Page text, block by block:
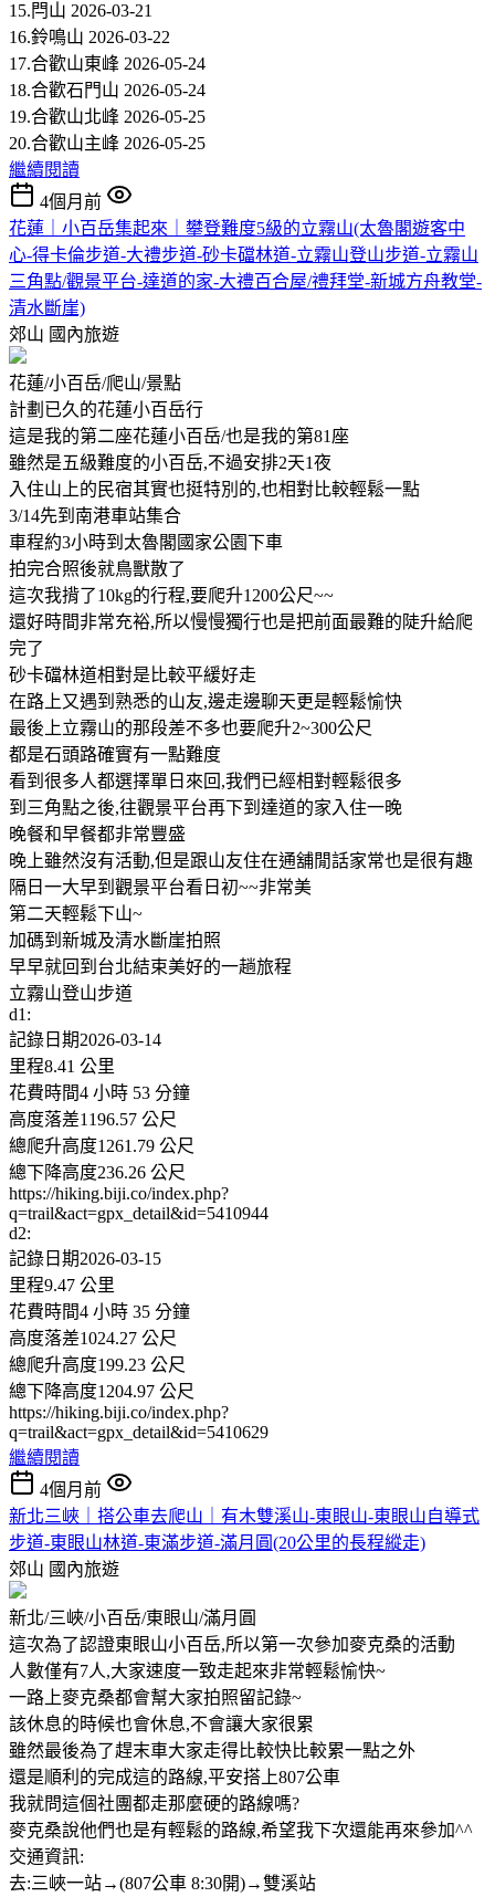
15.閂山 2026-03-21
16.鈴鳴山 2026-03-22
17.合歡山東峰 2026-05-24
18.合歡石門山 2026-05-24
19.合歡山北峰 2026-05-25
20.合歡山主峰 2026-05-25
繼續閱讀
4個月前
花蓮｜小百岳集起來｜攀登難度5級的立霧山(太魯閣遊客中
心-得卡倫步道-大禮步道-砂卡礑林道-立霧山登山步道-立霧山
三角點/觀景平台-達道的家-大禮百合屋/禮拜堂-新城方舟教堂-
清水斷崖)
郊山 國內旅遊
花蓮/小百岳/爬山/景點
計劃已久的花蓮小百岳行
這是我的第二座花蓮小百岳/也是我的第81座
雖然是五級難度的小百岳,不過安排2天1夜
入住山上的民宿其實也挺特別的,也相對比較輕鬆一點
3/14先到南港車站集合
車程約3小時到太魯閣國家公園下車
拍完合照後就鳥獸散了
這次我揹了10kg的行程,要爬升1200公尺~~
還好時間非常充裕,所以慢慢獨行也是把前面最難的陡升給爬
完了
砂卡礑林道相對是比較平緩好走
在路上又遇到熟悉的山友,邊走邊聊天更是輕鬆愉快
最後上立霧山的那段差不多也要爬升2~300公尺
都是石頭路確實有一點難度
看到很多人都選擇單日來回,我們已經相對輕鬆很多
到三角點之後,往觀景平台再下到達道的家入住一晚
晚餐和早餐都非常豐盛
晚上雖然沒有活動,但是跟山友住在通舖閒話家常也是很有趣
隔日一大早到觀景平台看日初~~非常美
第二天輕鬆下山~
加碼到新城及清水斷崖拍照
早早就回到台北結束美好的一趟旅程
立霧山登山步道
d1:
記錄日期2026-03-14
里程8.41 公里
花費時間4 小時 53 分鐘
高度落差1196.57 公尺
總爬升高度1261.79 公尺
總下降高度236.26 公尺
https://hiking.biji.co/index.php?
q=trail&act=gpx_detail&id=5410944
d2:
記錄日期2026-03-15
里程9.47 公里
花費時間4 小時 35 分鐘
高度落差1024.27 公尺
總爬升高度199.23 公尺
總下降高度1204.97 公尺
https://hiking.biji.co/index.php?
q=trail&act=gpx_detail&id=5410629
繼續閱讀
4個月前
新北三峽｜搭公車去爬山｜有木雙溪山-東眼山-東眼山自導式
步道-東眼山林道-東滿步道-滿月圓(20公里的長程縱走)
郊山 國內旅遊
新北/三峽/小百岳/東眼山/滿月圓
這次為了認證東眼山小百岳,所以第一次參加麥克桑的活動
人數僅有7人,大家速度一致走起來非常輕鬆愉快~
一路上麥克桑都會幫大家拍照留記錄~
該休息的時候也會休息,不會讓大家很累
雖然最後為了趕末車大家走得比較快比較累一點之外
還是順利的完成這的路線,平安搭上807公車
我就問這個社團都走那麼硬的路線嗎?
麥克桑說他們也是有輕鬆的路線,希望我下次還能再來參加^^
交通資訊:
去:三峽一站→(807公車 8:30開)→雙溪站